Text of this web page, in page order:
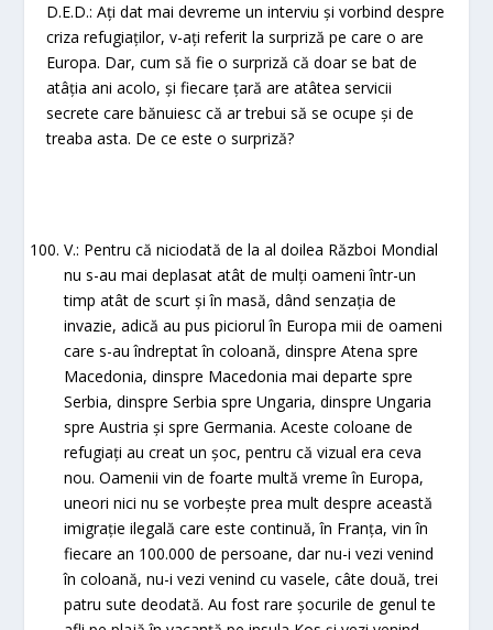
D.E.D.: Ați dat mai devreme un interviu și vorbind despre
criza refugiaților, v-ați referit la surpriză pe care o are
Europa. Dar, cum să fie o surpriză că doar se bat de
atâția ani acolo, și fiecare țară are atâtea servicii
secrete care bănuiesc că ar trebui să se ocupe și de
treaba asta. De ce este o surpriză?
V.: Pentru că niciodată de la al doilea Război Mondial
nu s-au mai deplasat atât de mulți oameni într-un
timp atât de scurt și în masă, dând senzația de
invazie, adică au pus piciorul în Europa mii de oameni
care s-au îndreptat în coloană, dinspre Atena spre
Macedonia, dinspre Macedonia mai departe spre
Serbia, dinspre Serbia spre Ungaria, dinspre Ungaria
spre Austria și spre Germania. Aceste coloane de
refugiați au creat un șoc, pentru că vizual era ceva
nou. Oamenii vin de foarte multă vreme în Europa,
uneori nici nu se vorbește prea mult despre această
imigrație ilegală care este continuă, în Franța, vin în
fiecare an 100.000 de persoane, dar nu-i vezi venind
în coloană, nu-i vezi venind cu vasele, câte două, trei
patru sute deodată. Au fost rare șocurile de genul te